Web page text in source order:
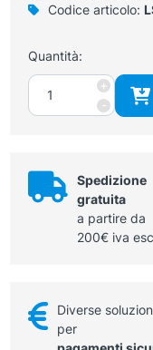
Codice articolo:
Quantità:
-
Asciugamano
elettronico
(a
elevata
potenza,
+
Spedizione
gratuita
a partire da
200€ iva
Diverse
per